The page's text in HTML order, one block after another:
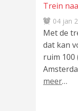
Trein
04 jan
Met de
dat kan
ruim 100
meer…